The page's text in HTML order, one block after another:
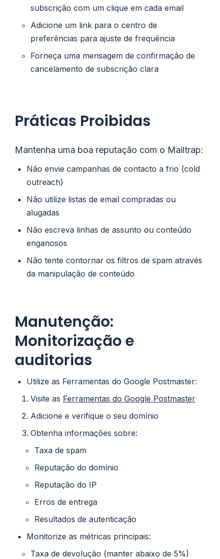
subscrição com um clique em cada email
Adicione um link para o centro de
preferências para ajuste de frequência
Forneça uma mensagem de confirmação de
cancelamento de subscrição clara
Práticas Proibidas
Mantenha uma boa reputação com o Mailtrap:
Não envie campanhas de contacto a frio (cold
outreach)
Não utilize listas de email compradas ou
alugadas
Não escreva linhas de assunto ou conteúdo
enganosos
Não tente contornar os filtros de spam através
da manipulação de conteúdo
Manutenção:
Monitorização e
auditorias
Utilize as Ferramentas do Google Postmaster:
Visite as Ferramentas do Google Postmaster
Adicione e verifique o seu domínio
Obtenha informações sobre:
Taxa de spam
Reputação do domínio
Reputação do IP
Erros de entrega
Resultados de autenticação
Monitorize as métricas principais:
Taxa de devolução (manter abaixo de 5%)